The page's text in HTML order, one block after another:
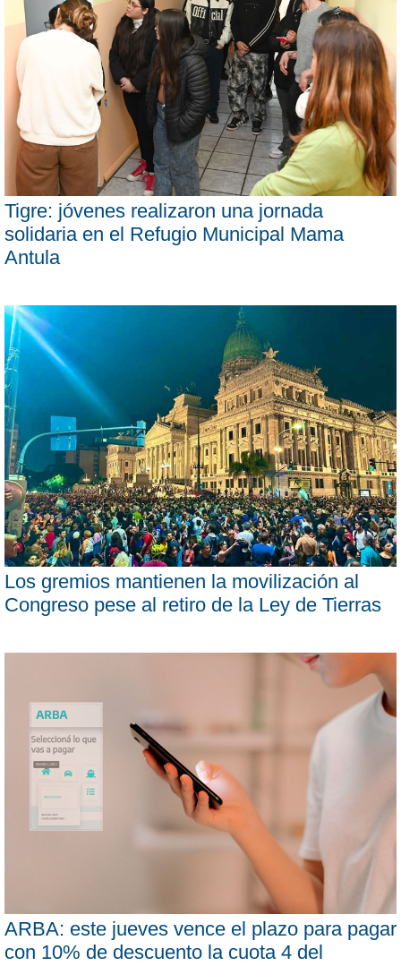
Tigre: jóvenes realizaron una jornada
solidaria en el Refugio Municipal Mama
Antula
Los gremios mantienen la movilización al
Congreso pese al retiro de la Ley de Tierras
ARBA: este jueves vence el plazo para pagar
con 10% de descuento la cuota 4 del